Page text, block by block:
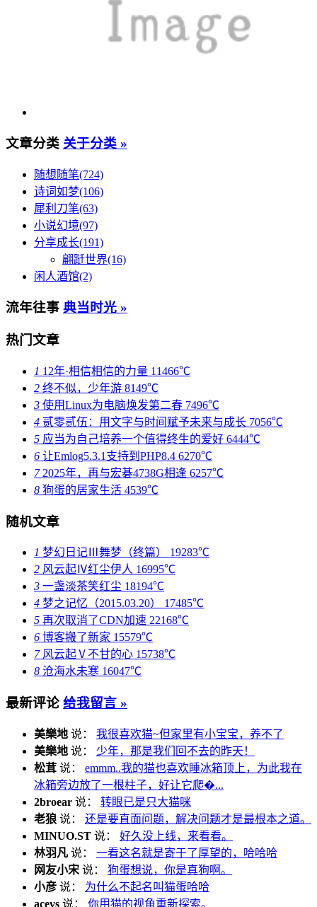
文章分类 关于分类 »
随想随笔(724)
诗词如梦(106)
犀利刀笔(63)
小说幻境(97)
分享成长(191)
翩跹世界(16)
闲人酒馆(2)
流年往事 典当时光 »
热门文章
1 12年·相信相信的力量 11466℃
2 终不似，少年游 8149℃
3 使用Linux为电脑焕发第二春 7496℃
4 贰零贰伍：用文字与时间赋予未来与成长 7056℃
5 应当为自己培养一个值得终生的爱好 6444℃
6 让Emlog5.3.1支持到PHP8.4 6270℃
72025年，再与宏碁4738G相逢 6257℃
8 狗蛋的居家生活 4539℃
随机文章
1 梦幻日记Ⅲ舞梦（终篇） 19283℃
2 风云起Ⅳ红尘伊人 16995℃
3 一盏淡茶笑红尘 18194℃
4 梦之记忆（2015.03.20） 17485℃
5 再次取消了CDN加速 22168℃
6 博客搬了新家 15579℃
7风云起Ⅴ不甘的心 15738℃
8 沧海水未寒 16047℃
最新评论 给我留言 »
美樂地 说： 我很喜欢猫~但家里有小宝宝，养不了
美樂地 说： 少年，那是我们回不去的昨天！
松茸 说： emmm..我的猫也喜欢睡冰箱顶上，为此我在
冰箱旁边放了一根柱子，好让它爬�...
2broear 说： 转眼已是只大猫咪
老狼 说： 还是要直面问题，解决问题才是最根本之道。
MINUO.ST 说： 好久没上线，来看看。
林羽凡 说： 一看这名就是寄于了厚望的，哈哈哈
网友小宋 说： 狗蛋想说，你是真狗啊。
小彦 说： 为什么不起名叫猫蛋哈哈
acevs 说： 你用猫的视角重新探索。